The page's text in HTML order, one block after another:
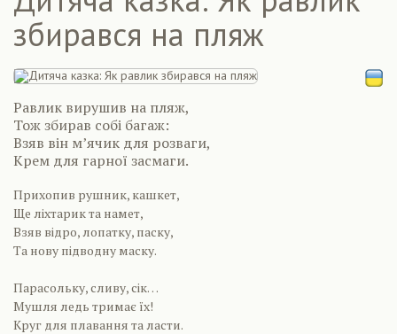
збирався на пляж
Равлик вирушив на пляж,
Тож збирав собі багаж:
Взяв він м’ячик для розваги,
Крем для гарної засмаги.
Прихопив рушник, кашкет,
Ще ліхтарик та намет,
Взяв відро, лопатку, паску,
Та нову підводну маску.
Парасольку, сливу, сік…
Мушля ледь тримає їх!
Круг для плавання та ласти.